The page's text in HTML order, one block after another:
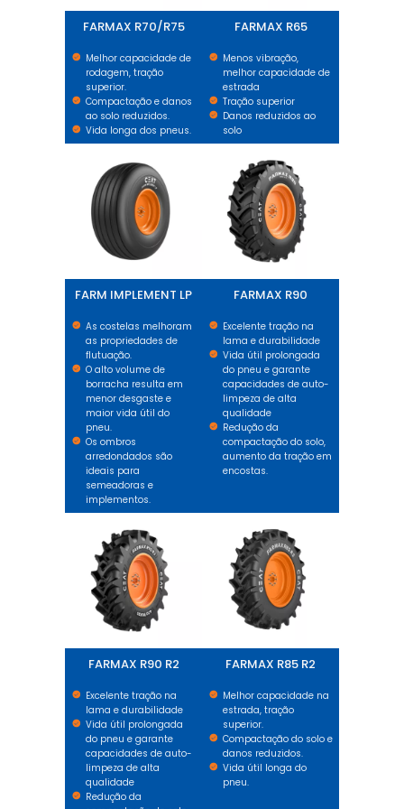
FARMAX R70/R75
Melhor capacidade de
rodagem, tração
superior.
Compactação e danos
ao solo reduzidos.
Vida longa dos pneus.
FARMAX R65
Menos vibração,
melhor capacidade de
estrada
Tração superior
Danos reduzidos ao
solo
FARM IMPLEMENT LP
As costelas melhoram
as propriedades de
flutuação.
O alto volume de
borracha resulta em
menor desgaste e
maior vida útil do
pneu.
Os ombros
arredondados são
ideais para
semeadoras e
implementos.
FARMAX R90
Excelente tração na
lama e durabilidade
Vida útil prolongada
do pneu e garante
capacidades de auto-
limpeza de alta
qualidade
Redução da
compactação do solo,
aumento da tração em
encostas.
FARMAX R90 R2
Excelente tração na
lama e durabilidade
Vida útil prolongada
do pneu e garante
capacidades de auto-
limpeza de alta
qualidade
Redução da
FARMAX R85 R2
Melhor capacidade na
estrada, tração
superior.
Compactação do solo e
danos reduzidos.
Vida útil longa do
pneu.